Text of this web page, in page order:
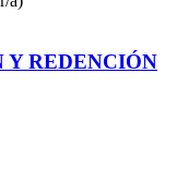
REDENCIÓN